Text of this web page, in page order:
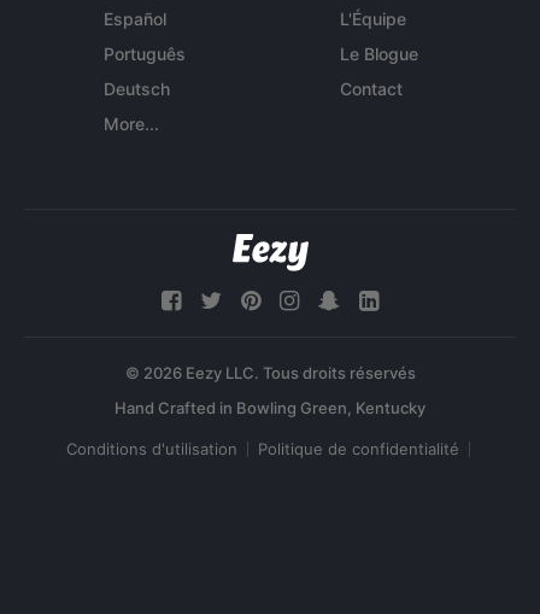
Español
Português
Deutsch
More...
L'Équipe
Le Blogue
Contact
© 2026 Eezy LLC. Tous droits réservés
Conditions d'utilisation Politique de confidentialité